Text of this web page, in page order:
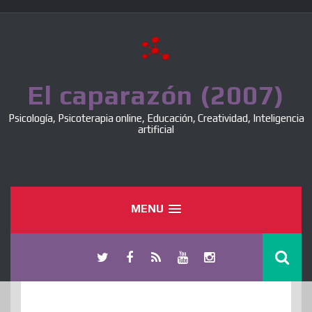
El caparazón (2007)
Psicología, Psicoterapia online, Educación, Creatividad, Inteligencia
artificial
MENU